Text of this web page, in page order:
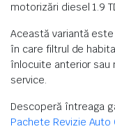
motorizări diesel 1.9
Această variantă
în care filtrul de
înlocuite anterior sau
service.
Descoperă întreaga
Pachete Revizie Auto